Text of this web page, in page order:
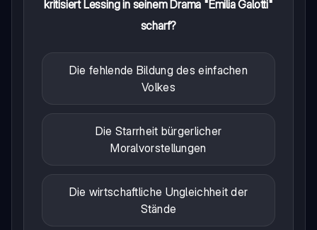
kritisiert Lessing in seinem Drama "Emilia Galotti"
scharf?
Die fehlende Bildung des einfachen
Volkes
Die Starrheit bürgerlicher
Moralvorstellungen
Die wirtschaftliche Ungleichheit der
Stände